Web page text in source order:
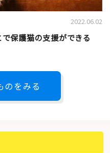
2022.06.02
保護猫の支援ができる
のをみる